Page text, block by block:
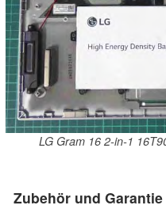
LG Gram 16 2-in-1
Zubehör und Garantie